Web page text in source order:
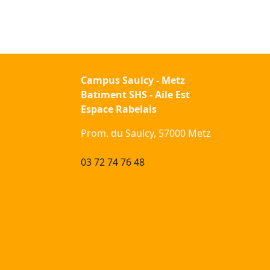
Campus Saulcy - Metz
Batiment SHS - Aile Est
Espace Rabelais
Prom. du Saulcy, 57000 Metz
03 72 74 76 48